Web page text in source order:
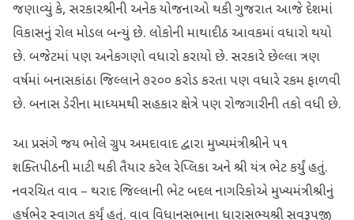
જણાવ્યું કે, સરકારશ્રીની અનેક યોજનાઓ થકી ગુજરાત આજે દેશમાં
વિકાસનું રોલ મોડલ બન્યું છે. લોકોની માથાદીઠ આવકમાં વધારો થયો
છે. બજેટમાં પણ અનેકગણો વધારો કરાયો છે. સરકારે છેલ્લા ત્રણ
વર્ષમાં બનાસકાંઠા જિલ્લાને ૭૨૦૦ કરોડ કરતા પણ વધારે રકમ ફાળવી
છે. બનાસ ડેરીના માધ્યમથી સહકાર ક્ષેત્રે પણ રોજગારીની તકો વધી છે.
આ પ્રસંગે જય ભોલે ગ્રુપ અમદાવાદ દ્વારા મુખ્યમંત્રીશ્રીને ૫૧
શક્તિપીઠની માટી થકી તૈયાર કરેલ રેપ્લિકા અને શ્રી યંત્ર ભેટ કર્યું હતું.
નવરચિત વાવ – થરાદ જિલ્લાની ભેટ બદલ નાગરિકોએ મુખ્યમંત્રીશ્રીનું
હર્ષભેર સ્વાગત કર્યું હતું. વાવ વિધાનસભાના ધારાસભ્યશ્રી સવરૂપજી